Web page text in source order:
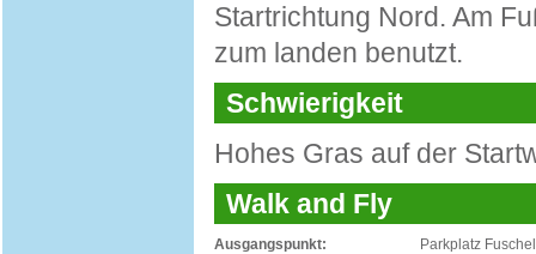
Startrichtung Nord. Am
zum landen benutzt.
Schwierigkeit
Hohes Gras auf der
Walk and Fly
Ausgangspunkt:
Parkplatz